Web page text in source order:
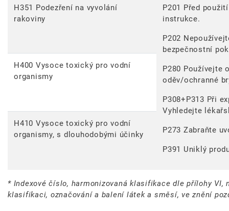
H351 Podezření na vyvolání
rakoviny
P201 Před
instrukce.
P202
bezpečnostní
P280 Používejte
oděv/ochranné
P308+P313 Při
Vyhledejte
P273 Zabraňte
P391 Uniklý
H400 Vysoce toxický pro vodní
organismy
H410 Vysoce toxický pro vodní
organismy, s dlouhodobými účinky
* Indexové číslo, harmonizovaná klasifikace dle přílohy VI,
klasifikaci, označování a balení látek a směsí, ve znění